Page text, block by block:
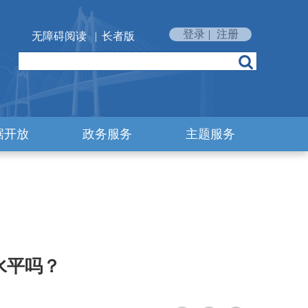
无障碍阅读 | 长者版 登录 | 注册
开放 政务服务 主题服务
吗？